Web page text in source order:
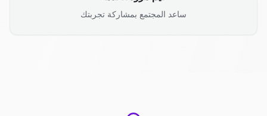
ساعد المجتمع بمشاركة تجربتك